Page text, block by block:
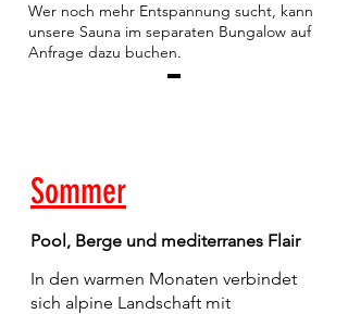
Wer noch mehr Entspannung sucht, kann
unsere Sauna im separaten Bungalow auf
Anfrage dazu buchen.
Sommer
Pool, Berge und mediterranes Flair
​In den warmen Monaten verbindet
sich alpine Landschaft mit